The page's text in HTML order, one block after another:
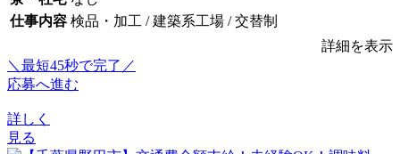
仕事内容 検品・加工 / 建築系工場 / 交替制
詳細を表示
＼最短45秒で完了／
応募へ進む
詳しく
見る